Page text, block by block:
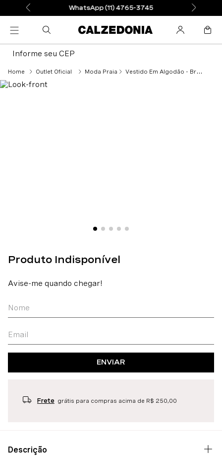
WhatsApp (11) 4765-3745
Informe seu CEP
Outlet Oficial Moda Praia Vestido Em Algodão - Branco
ENVIAR
Frete grátis para compras acima de R$ 250,00
Descrição